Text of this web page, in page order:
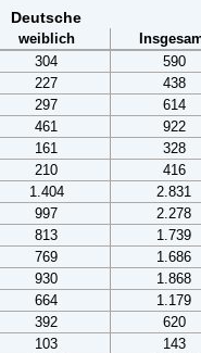
Deutsche
weiblich
304
590
227
438
297
614
461
922
161
328
210
416
1.404
2.831
997
2.278
813
1.739
769
1.686
930
1.868
664
1.179
392
620
103
143